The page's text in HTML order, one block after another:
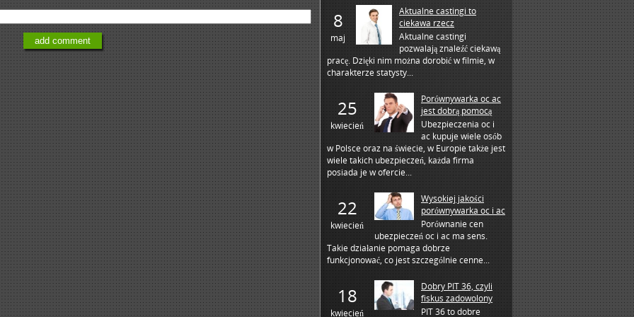
8
maj
Aktualne castingi to
ciekawa rzecz
Aktualne castingi
pozwalają znaleźć ciekawą
pracę. Dzięki nim można dorobić w filmie, w
charakterze statysty...
25
kwiecień
Porównywarka oc ac
jest dobrą pomocą
Ubezpieczenia oc i
ac kupuje wiele osób
w Polsce oraz na świecie, w Europie także jest
wiele takich ubezpieczeń, każda firma
posiada je w ofercie...
22
kwiecień
Wysokiej jakości
porównywarka oc i ac
Porównanie cen
ubezpieczeń oc i ac ma sens.
Takie działanie pomaga dobrze
funkcjonować, co jest szczególnie cenne...
18
kwiecień
Dobry PIT 36, czyli
fiskus zadowolony
PIT 36 to dobre